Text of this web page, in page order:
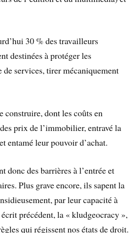
30 % des travailleurs
destinées à protéger les
services, tirer mécaniquement
construire, dont les coûts en
prix de l’immobilier, entravé la
entamé leur pouvoir d’achat.
donc des barrières à l’entrée et
Plus grave encore, ils sapent la
par leur capacité à
précédent, la « kludgeocracy »,
qui régissent nos états de droit.